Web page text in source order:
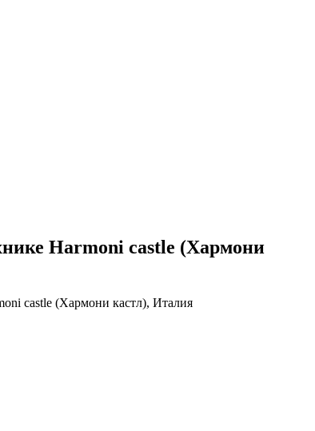
Harmoni castle (Хармони
castle (Хармони кастл), Италия